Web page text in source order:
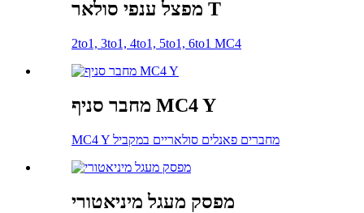
מפצל ענפי סולאר T
2to1, 3to1, 4to1, 5to1, 6to1 MC4
מחבר סניף MC4 Y
MC4 Y מחברים פאנלים סולאריים במקביל
מפסק מעגל מיניאטורי